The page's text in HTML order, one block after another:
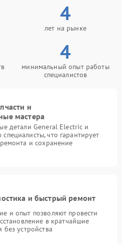
4
лет на рынке
4
минимальный опыт работы
специалистов
и
мастера
детали General Electric и
что гарантирует
и сохранение
и быстрый ремонт
и опыт позволяют провести
в кратчайшие
устройства